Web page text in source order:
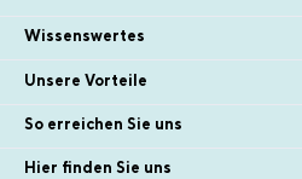
Wissenswertes
Unsere Vorteile
So erreichen Sie uns
Hier finden Sie uns